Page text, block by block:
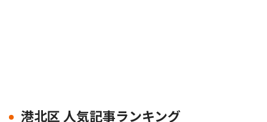
港北区 人気記事ランキング